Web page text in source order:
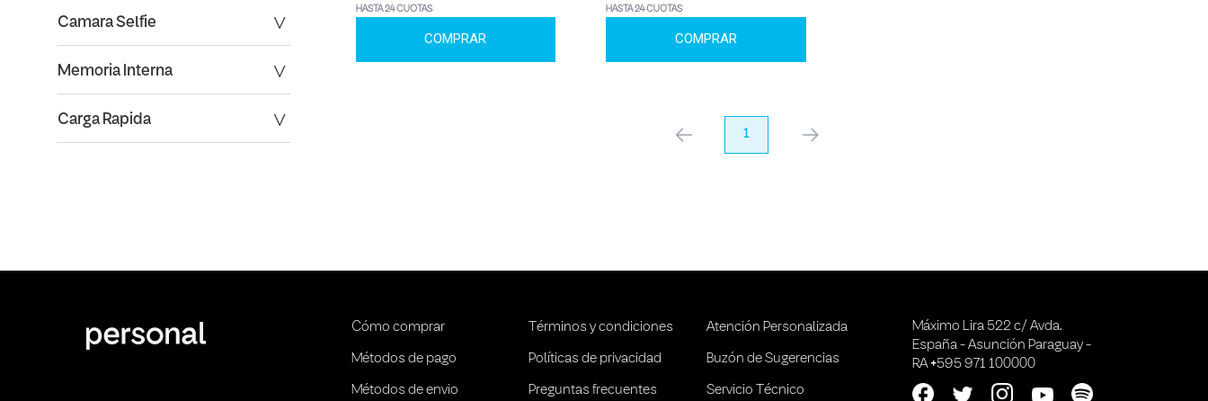
Carga Rapida
Camara Selfie
Memoria Interna
HASTA 24 CUOTAS
COMPRAR
HASTA 24 CUOTAS
COMPRAR
anterior 1 próximo
Cómo comprar
Métodos de pago
Métodos de envio
Términos y condiciones
Políticas de privacidad
Preguntas frecuentes
Atención Personalizada
Buzón de Sugerencias
Servicio Técnico
Máximo Lira 522 c/ Avda.
España - Asunción Paraguay -
RA +595 971 100000